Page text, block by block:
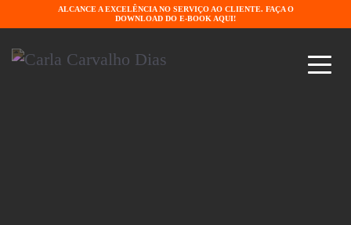
ALCANCE A EXCELÊNCIA NO SERVIÇO AO CLIENTE. FAÇA O
DOWNLOAD DO E-BOOK AQUI!